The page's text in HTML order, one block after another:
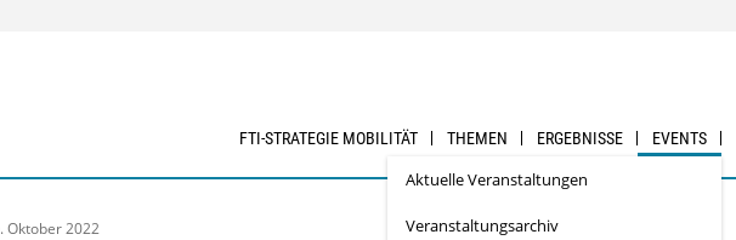
FTI-STRATEGIE MOBILITÄT THEMEN ERGEBNISSE EVENTS
Aktuelle Veranstaltungen
Veranstaltungsarchiv
Oktober 2022